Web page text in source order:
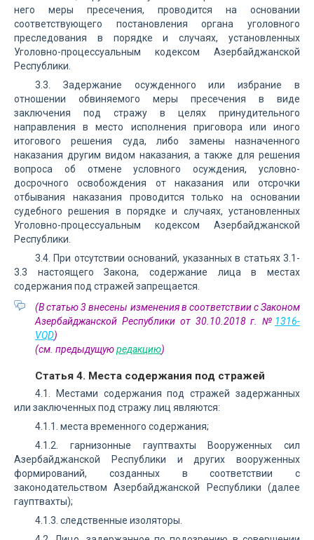
него меры пресечения, проводится на основании
соответствующего постановления органа уголовного
преследования в порядке и случаях, установленных
Уголовно-процессуальным кодексом Азербайджанской
Республики.
3.3. Задержание осужденного или избрание в
отношении обвиняемого меры пресечения в виде
заключения под стражу в целях принудительного
направления в место исполнения приговора или иного
итогового решения суда, либо замены назначенного
наказания другим видом наказания, а также для решения
вопроса об отмене условного осуждения, условно-
досрочного освобождения от наказания или отсрочки
отбывания наказания проводится только на основании
судебного решения в порядке и случаях, установленных
Уголовно-процессуальным кодексом Азербайджанской
Республики.
3.4. При отсутствии оснований, указанных в статьях 3.1-
3.3 настоящего Закона, содержание лица в местах
содержания под стражей запрещается.
(В статью 3 внесены изменения в соответствии с Законом
Азербайджанской Республики от 30.10.2018 г. № 1316-
VQD)
(см. предыдущуюредакцию)
Статья 4. Места содержания под стражей
4.1. Местами содержания под стражей задержанных
или заключенных под стражу лиц являются:
4.1.1. места временного содержания;
4.1.2. гарнизонные гауптвахты Вооруженных сил
Азербайджанской Республики и других вооруженных
формирований, созданных в соответствии с
законодательством Азербайджанской Республики (далее
гауптвахты);
4.1.3. следственные изоляторы.